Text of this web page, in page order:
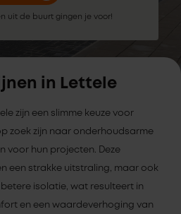
uit de buurt gingen je voor!
in Lettele
zijn een slimme keuze voor
zoek zijn naar onderhoudsarme
voor hun projecten. Deze
een strakke uitstraling, maar ook
isolatie, wat resulteert in
en een waardeverhoging van